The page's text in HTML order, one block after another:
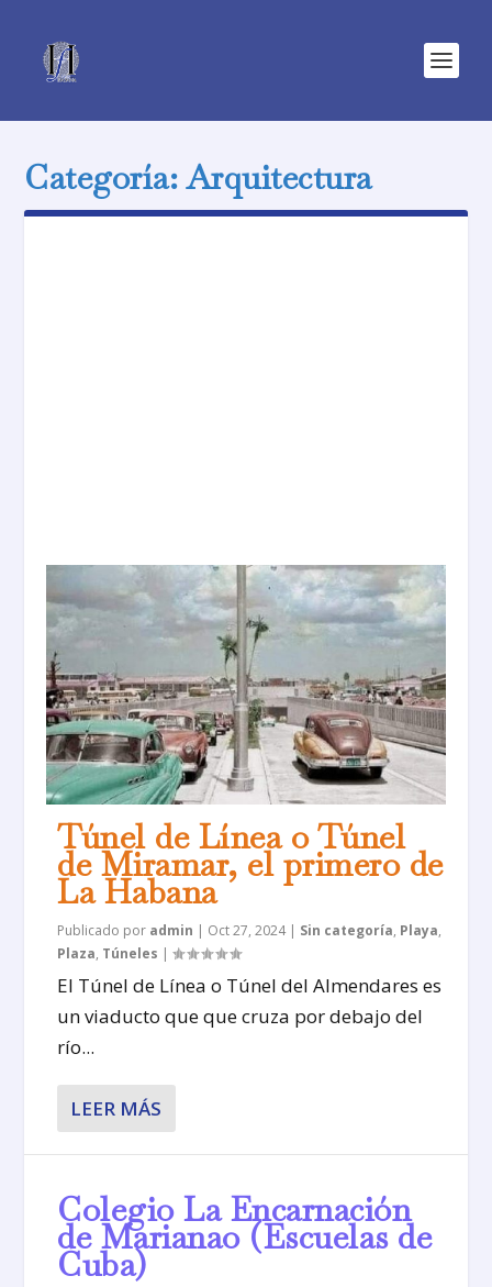
Categoría:Arquitectura
Túnel de Línea o Túnel
de Miramar, el primero de
La Habana
Publicado por admin | Oct 27, 2024| Sin categoría, Playa,
Plaza, Túneles |
El Túnel de Línea o Túnel del Almendares es
un viaducto que que cruza por debajo del
río...
LEER MÁS
Colegio La Encarnación
de Marianao (Escuelas de
Cuba)